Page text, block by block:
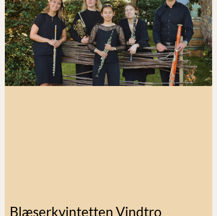
Blæserkvintetten Vindtro